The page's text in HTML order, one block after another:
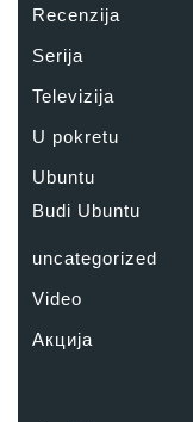
Recenzija
Serija
Televizija
U pokretu
Ubuntu
Budi Ubuntu
uncategorized
Video
Акција